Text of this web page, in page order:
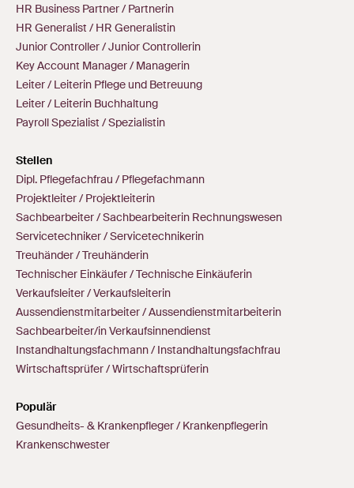
HR Business Partner / Partnerin
HR Generalist / HR Generalistin
Junior Controller / Junior Controllerin
Key Account Manager / Managerin
Leiter / Leiterin Pflege und Betreuung
Leiter / Leiterin Buchhaltung
Payroll Spezialist / Spezialistin
Stellen
Dipl. Pflegefachfrau / Pflegefachmann
Projektleiter / Projektleiterin
Sachbearbeiter / Sachbearbeiterin Rechnungswesen
Servicetechniker / Servicetechnikerin
Treuhänder / Treuhänderin
Technischer Einkäufer / Technische Einkäuferin
Verkaufsleiter / Verkaufsleiterin
Aussendienstmitarbeiter / Aussendienstmitarbeiterin
Sachbearbeiter/in Verkaufsinnendienst
Instandhaltungsfachmann / Instandhaltungsfachfrau
Wirtschaftsprüfer / Wirtschaftsprüferin
Populär
Gesundheits- & Krankenpfleger / Krankenpflegerin
Krankenschwester